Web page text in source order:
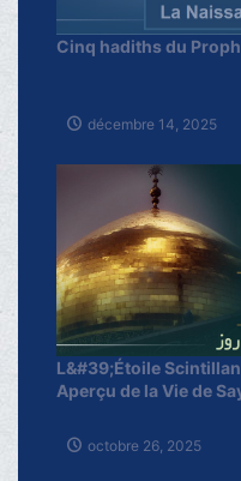
Cinq hadiths du
décembre 14, 2025
L&#39;Étoile
Aperçu de la Vie de
octobre 26, 2025